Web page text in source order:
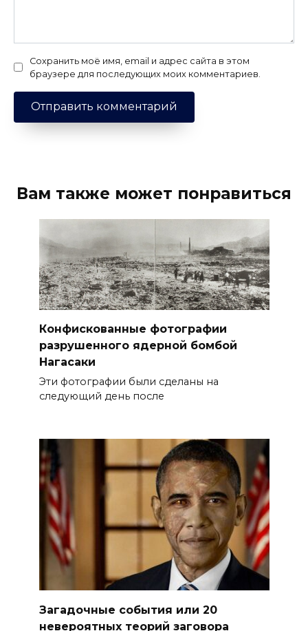
Сохранить моё имя, email и адрес сайта в этом
браузере для последующих моих комментариев.
Вам также может понравиться
Конфискованные фотографии
разрушенного ядерной бомбой
Нагасаки
Эти фотографии были сделаны на
следующий день после
Загадочные события или 20
невероятных теорий заговора